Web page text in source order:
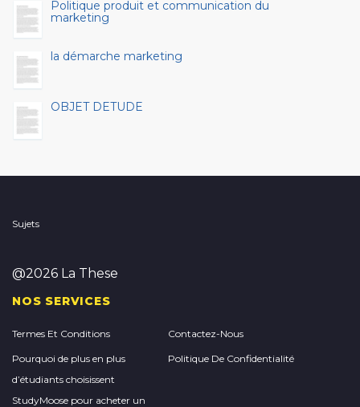
Politique produit et communication du
marketing
la démarche marketing
OBJET DETUDE
Sujets
@2026 La These
NOS SERVICES
Termes Et Conditions Contactez-Nous
Pourquoi de plus en plus
d’étudiants choisissent
StudyMoose pour acheter un
Politique De Confidentialité